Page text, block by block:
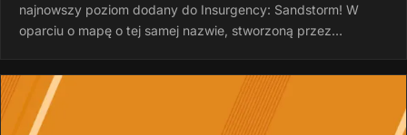
najnowszy poziom dodany do Insurgency: Sandstorm! W
oparciu o mapę o tej samej nazwie, stworzoną przez